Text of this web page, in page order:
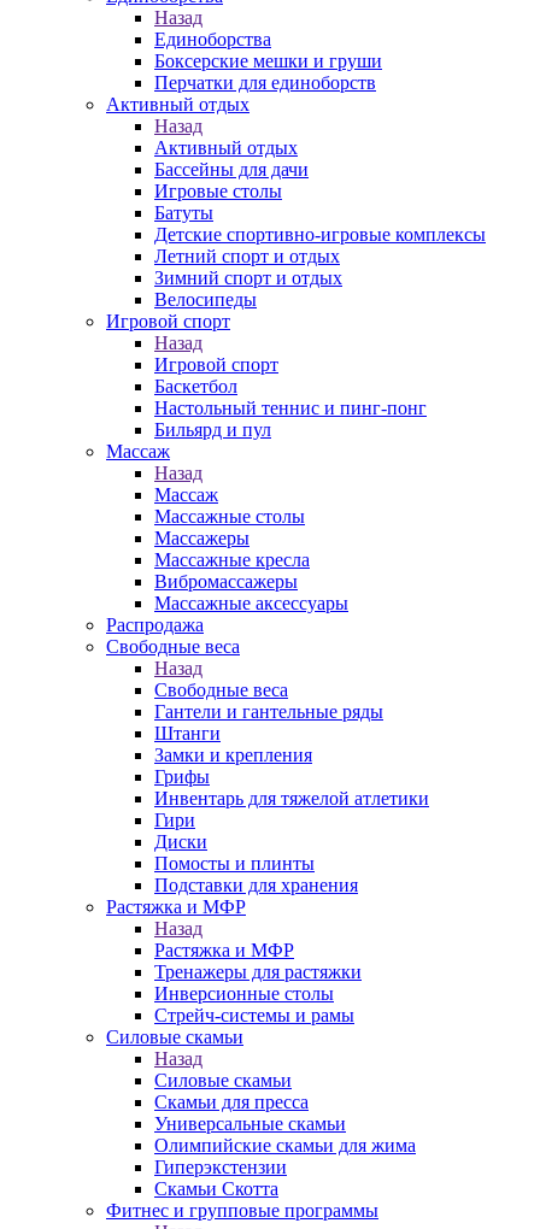
Назад
Единоборства
Боксерские мешки и груши
Перчатки для единоборств
Активный отдых
Назад
Активный отдых
Бассейны для дачи
Игровые столы
Батуты
Детские спортивно-игровые комплексы
Летний спорт и отдых
Зимний спорт и отдых
Велосипеды
Игровой спорт
Назад
Игровой спорт
Баскетбол
Настольный теннис и пинг-понг
Бильярд и пул
Массаж
Назад
Массаж
Массажные столы
Массажеры
Массажные кресла
Вибромассажеры
Массажные аксессуары
Распродажа
Свободные веса
Назад
Свободные веса
Гантели и гантельные ряды
Штанги
Замки и крепления
Грифы
Инвентарь для тяжелой атлетики
Гири
Диски
Помосты и плинты
Подставки для хранения
Растяжка и МФР
Назад
Растяжка и МФР
Тренажеры для растяжки
Инверсионные столы
Стрейч-системы и рамы
Силовые скамьи
Назад
Силовые скамьи
Скамьи для пресса
Универсальные скамьи
Олимпийские скамьи для жима
Гиперэкстензии
Скамьи Скотта
Фитнес и групповые программы